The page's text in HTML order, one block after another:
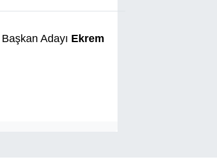
Adayı Ekrem